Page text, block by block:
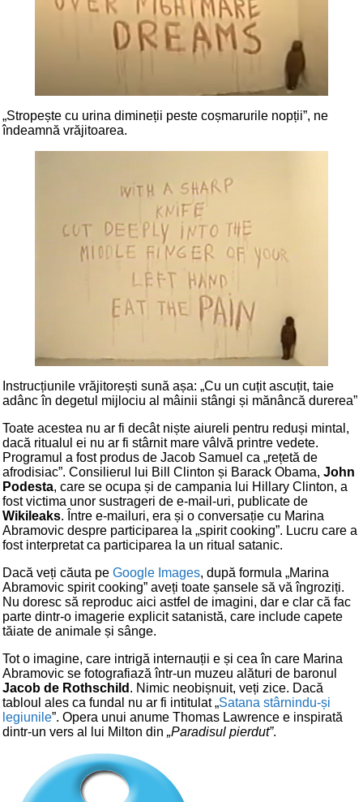
„Stropește cu urina dimineții peste coșmarurile nopții”, ne
îndeamnă vrăjitoarea.
Instrucțiunile vrăjitorești sună așa: „Cu un cuțit ascuțit, taie
adânc în degetul mijlociu al mâinii stângi și mănâncă durerea”
Toate acestea nu ar fi decât niște aiureli pentru reduși mintal,
dacă ritualul ei nu ar fi stârnit mare vâlvă printre vedete.
Programul a fost produs de Jacob Samuel ca „rețetă de
afrodisiac”. Consilierul lui Bill Clinton și Barack Obama, John
Podesta, care se ocupa și de campania lui Hillary Clinton, a
fost victima unor sustrageri de e-mail-uri, publicate de
Wikileaks. Între e-mailuri, era și o conversație cu Marina
Abramovic despre participarea la „spirit cooking”. Lucru care a
fost interpretat ca participarea la un ritual satanic.
Dacă veți căuta pe Google Images, după formula „Marina
Abramovic spirit cooking” aveți toate șansele să vă îngroziți.
Nu doresc să reproduc aici astfel de imagini, dar e clar că fac
parte dintr-o imagerie explicit satanistă, care include capete
tăiate de animale și sânge.
Tot o imagine, care intrigă internauții e și cea în care Marina
Abramovic se fotografiază într-un muzeu alături de baronul
Jacob de Rothschild . Nimic neobișnuit, veți zice. Dacă
tabloul ales ca fundal nu ar fi intitulat „Satana stârnindu-și
legiunile”. Opera unui anume Thomas Lawrence e inspirată
dintr-un vers al lui Milton din „Paradisul pierdut”.